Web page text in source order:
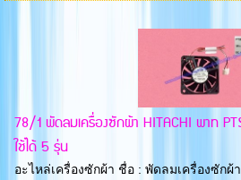
78/1 พัดลมเครื่องซักผ้า HITACHI พาท
ใช้ได้ 5 รุ่น
อะไหล่เครื่องซักผ้า ชื่อ : พัดลมเครื่องซักผ้